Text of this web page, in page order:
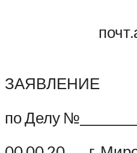
ЗАЯВЛЕНИЕ
по Делу